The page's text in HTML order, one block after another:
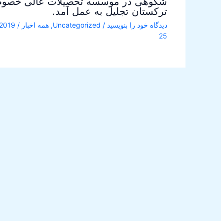
ترکستان تجلیل به عمل آمد.
دیدگاه‌ خود را بنویسید /
Uncategorized
,همه اخبار /
25